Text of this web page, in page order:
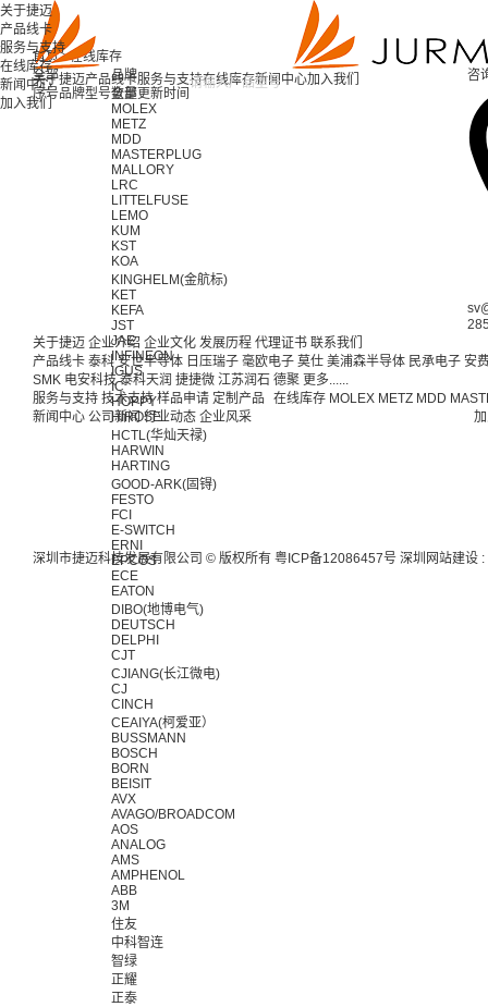
关于捷迈产品线卡服务与支持在线库存新闻中心加入我们
关于捷迈
产品线卡
服务与支持
在线库存
新闻中心
加入我们
首页 >在线库存
咨
全部
品牌
全部
MOLEX
METZ
MDD
MASTERPLUG
MALLORY
LRC
LITTELFUSE
LEMO
KUM
KST
KOA
KINGHELM(金航标)
KET
KEFA
JST
JAE
INFINEON
IGUS
IC
HOPPY
HIROSE
HCTL(华灿天禄)
HARWIN
HARTING
GOOD-ARK(固锝)
FESTO
FCI
E-SWITCH
ERNI
EPCOS
ECE
EATON
DIBO(地博电气)
DEUTSCH
DELPHI
CJT
CJIANG(长江微电)
CJ
CINCH
CEAIYA(柯爱亚）
BUSSMANN
BOSCH
BORN
BEISIT
AVX
AVAGO/BROADCOM
AOS
ANALOG
AMS
AMPHENOL
ABB
3M
住友
中科智连
智绿
正耀
正泰
序号品牌型号数量更新时间
关于捷迈 企业介绍 企业文化 发展历程 代理证书 联系我们
产品线卡 泰科 安世半导体 日压瑞子 毫欧电子 莫仕 美浦森半导体 民承电子 安
SMK 电安科技 泰科天润 捷捷微 江苏润石 德聚 更多......
服务与支持 技术支持 样品申请 定制产品 在线库存 MOLEX METZ MDD
新闻中心 公司新闻 行业动态 企业风采
深圳市捷迈科技发展有限公司 © 版权所有 粤ICP备12086457号 深圳网站建设 :